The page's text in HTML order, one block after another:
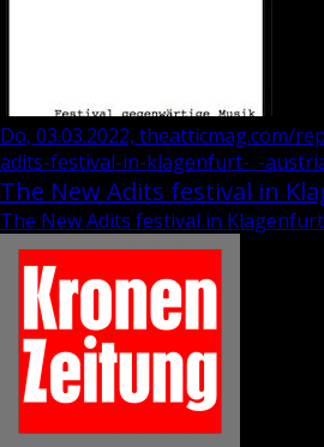
Do, 03.03.2022, theatticmag.com/
adits-festival-in-klagenfurt-_-
The New Adits festival in
The New Adits festival in